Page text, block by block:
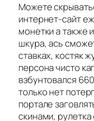
Можете
интернет-сайт
монетки а также
шкура, ась
ставках, костяк
персона чисто
взбунтовался
только нет
портале
скинами,